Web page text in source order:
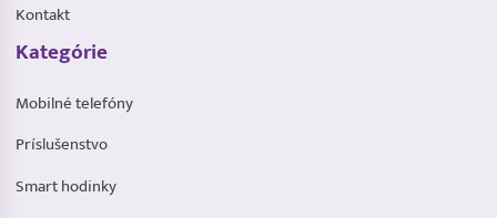
Kontakt
Kategórie
Mobilné telefóny
Príslušenstvo
Smart hodinky